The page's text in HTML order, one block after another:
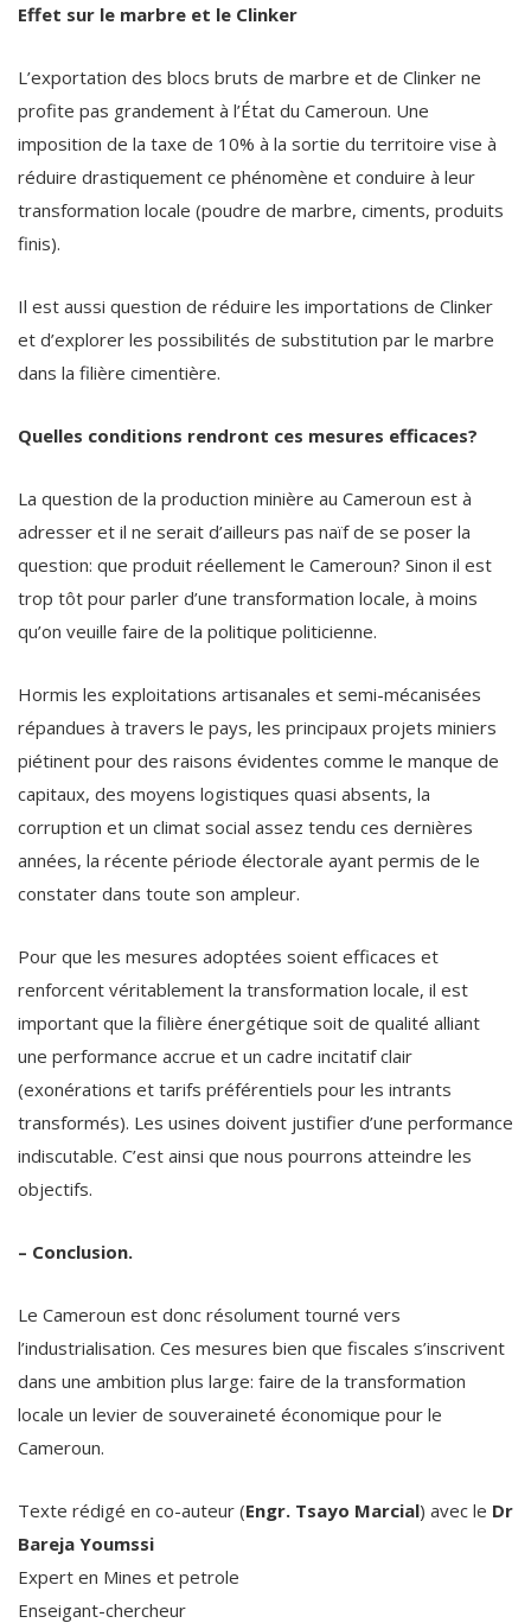
Effet sur le marbre et le Clinker
L’exportation des blocs bruts de marbre et de Clinker ne
profite pas grandement à l’État du Cameroun. Une
imposition de la taxe de 10% à la sortie du territoire vise à
réduire drastiquement ce phénomène et conduire à leur
transformation locale (poudre de marbre, ciments, produits
finis).
Il est aussi question de réduire les importations de Clinker
et d’explorer les possibilités de substitution par le marbre
dans la filière cimentière.
Quelles conditions rendront ces mesures efficaces?
La question de la production minière au Cameroun est à
adresser et il ne serait d’ailleurs pas naïf de se poser la
question: que produit réellement le Cameroun? Sinon il est
trop tôt pour parler d’une transformation locale, à moins
qu’on veuille faire de la politique politicienne.
Hormis les exploitations artisanales et semi-mécanisées
répandues à travers le pays, les principaux projets miniers
piétinent pour des raisons évidentes comme le manque de
capitaux, des moyens logistiques quasi absents, la
corruption et un climat social assez tendu ces dernières
années, la récente période électorale ayant permis de le
constater dans toute son ampleur.
Pour que les mesures adoptées soient efficaces et
renforcent véritablement la transformation locale, il est
important que la filière énergétique soit de qualité alliant
une performance accrue et un cadre incitatif clair
(exonérations et tarifs préférentiels pour les intrants
transformés). Les usines doivent justifier d’une performance
indiscutable. C’est ainsi que nous pourrons atteindre les
objectifs.
– Conclusion.
Le Cameroun est donc résolument tourné vers
l’industrialisation. Ces mesures bien que fiscales s’inscrivent
dans une ambition plus large: faire de la transformation
locale un levier de souveraineté économique pour le
Cameroun.
Texte rédigé en co-auteur (Engr. Tsayo Marcial) avec le Dr
Bareja Youmssi
Expert en Mines et petrole
Enseigant-chercheur